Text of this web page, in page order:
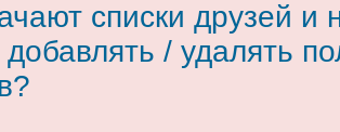
списки друзей и
/ удалять